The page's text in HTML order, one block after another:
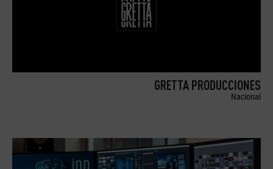
GRETTA PRODUCCIONES
Nacional